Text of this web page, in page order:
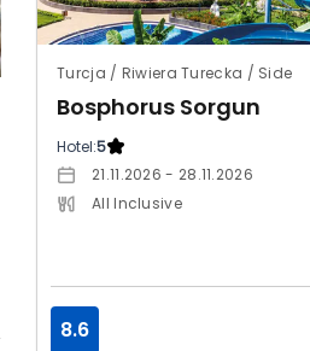
Turcja / Riwiera Turecka / Side
Bosphorus Sorgun
Hotel:5
21.11.2026 - 28.11.2026
All Inclusive
8.6